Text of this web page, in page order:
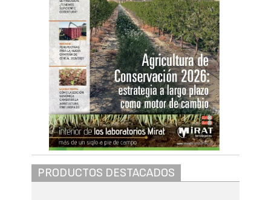
PRODUCTOS DESTACADOS